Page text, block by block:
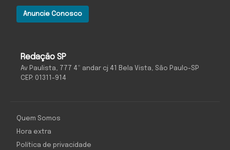
Redação SP
Av Paulista, 777 4º andar cj 41 Bela Vista, São Paulo-SP
CEP: 01311-914
Anuncie Conosco
Quem Somos
Hora extra
Política de privacidade